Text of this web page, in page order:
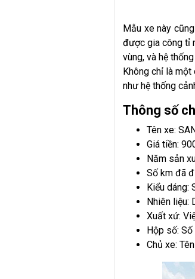
Mẫu xe này
được gia công tỉ
vùng, và hệ
Không chỉ là
như hệ thống
Thông số
Tên xe:
Giá tiền:
Năm sản
Số km đã
Kiểu dáng:
Nhiên liệu:
Xuất xứ:
Hộp số:
Chủ xe: